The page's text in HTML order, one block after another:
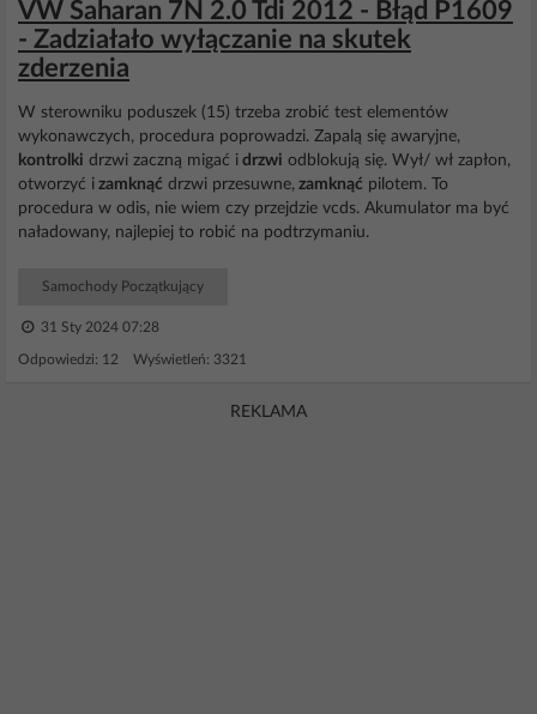
VW Saharan 7N 2.0 Tdi 2012 - Błąd P1609
- Zadziałało wyłączanie na skutek
zderzenia
W sterowniku poduszek (15) trzeba zrobić test elementów
wykonawczych, procedura poprowadzi. Zapalą się awaryjne,
kontrolki drzwi zaczną migać i drzwi odblokują się. Wył/ wł zapłon,
otworzyć i zamknąć drzwi przesuwne, zamknąć pilotem. To
procedura w odis, nie wiem czy przejdzie vcds. Akumulator ma być
naładowany, najlepiej to robić na podtrzymaniu.
Samochody Początkujący
31 Sty 2024 07:28
Odpowiedzi: 12 Wyświetleń: 3321
REKLAMA